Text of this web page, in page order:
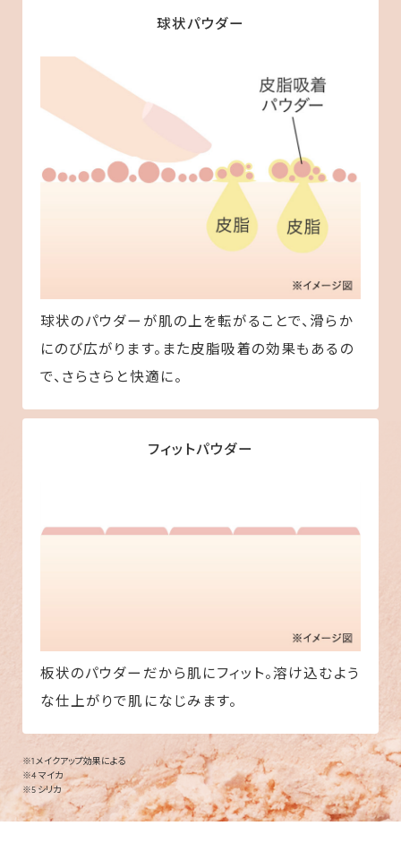
球状パウダー
球状のパウダーが肌の上を転がることで、滑らか
にのび広がります。また皮脂吸着の効果もあるの
で、さらさらと快適に。
フィットパウダー
板状のパウダーだから肌にフィット。溶け込むよう
な仕上がりで肌になじみます。
※1 メイクアップ効果による
※4 マイカ
※5 シリカ